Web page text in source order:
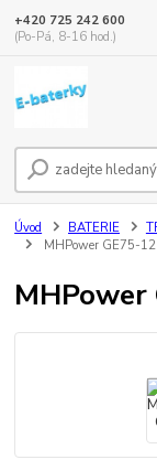
+420 725 242 600
(Po-Pá, 8-16 hod.)
Úvod BATERIE
MHPower GE75-12